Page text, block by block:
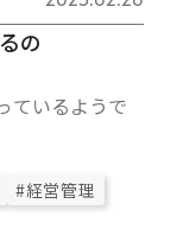
の
ているようで
#経営管理